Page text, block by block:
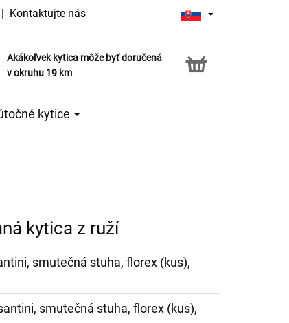
| Kontaktujte nás
Akákoľvek kytica môže byť doručená
v okruhu 19 km
Služba Click & Collect
kytice
kytica z ruží
smutečná stuha, florex (kus),
smutečná stuha, florex (kus),